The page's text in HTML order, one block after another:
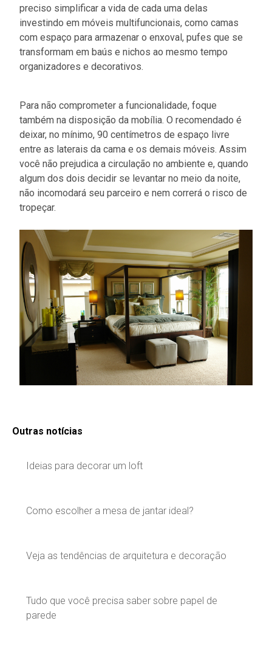
Outras notícias
Ideias para decorar um loft
Como escolher a mesa de jantar ideal?
Veja as tendências de arquitetura e decoração
Tudo que você precisa saber sobre papel de
parede
preciso simplificar a vida de cada uma delas
investindo em móveis multifuncionais, como camas
com espaço para armazenar o enxoval, pufes que se
transformam em baús e nichos ao mesmo tempo
organizadores e decorativos.
Para não comprometer a funcionalidade, foque
também na disposição da mobília. O recomendado é
deixar, no mínimo, 90 centímetros de espaço livre
entre as laterais da cama e os demais móveis. Assim
você não prejudica a circulação no ambiente e, quando
algum dos dois decidir se levantar no meio da noite,
não incomodará seu parceiro e nem correrá o risco de
tropeçar.